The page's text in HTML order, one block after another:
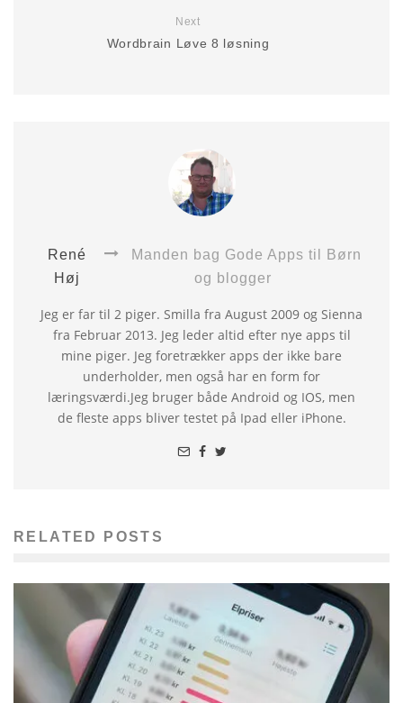
Next
Wordbrain Løve 8 løsning
René
Høj
Manden bag Gode Apps til Børn
og blogger
Jeg er far til 2 piger. Smilla fra August 2009 og Sienna
fra Februar 2013. Jeg leder altid efter nye apps til
mine piger. Jeg foretrækker apps der ikke bare
underholder, men også har en form for
læringsværdi.Jeg bruger både Android og IOS, men
de fleste apps bliver testet på Ipad eller iPhone.
RELATED POSTS